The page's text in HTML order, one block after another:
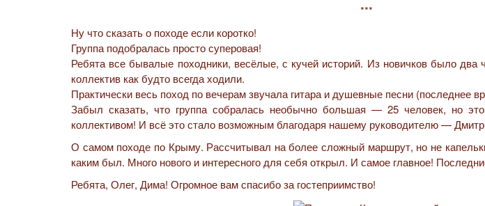
***
Ну что сказать о походе если коротко!
Группа подобралась просто суперовая!
Ребята все бывалые походники, весёлые, с кучей историй. Из новичков было
коллектив как будто всегда ходили.
Практически весь поход по вечерам звучала гитара и душевные песни (последнее
Забыл сказать, что группа собралась необычно большая — 25 человек, но
коллективом! И всё это стало возможным благодаря нашему руководителю —
О самом походе по Крыму. Рассчитывал на более сложный маршрут, но не
каким был. Много нового и интересного для себя открыл. И самое главное!
Ребята, Олег, Дима! Огромное вам спасибо за гостеприимство!